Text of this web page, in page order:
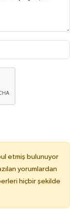
etmiş bulunuyor
yorumlardan
hiçbir şekilde